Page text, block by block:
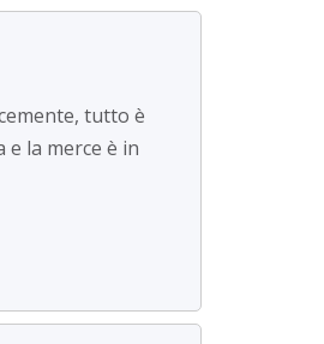
tutto è
la merce è in